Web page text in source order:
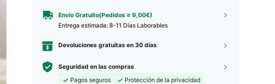
Envío Gratuito(Pedidos ≥ 9,00€)
Entrega estimada: 8-11 Días Laborables
Devoluciones gratuitas en 30 días
Seguridad en las compras
Pagos seguros
Protección de la privacidad